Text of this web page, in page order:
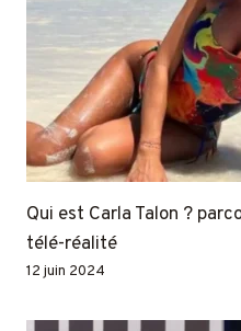
Qui est Carla Talon ?
télé-réalité
12 juin 2024